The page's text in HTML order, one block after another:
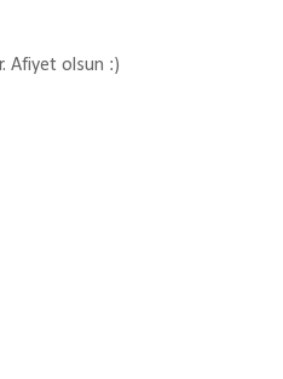
Afiyet olsun :)